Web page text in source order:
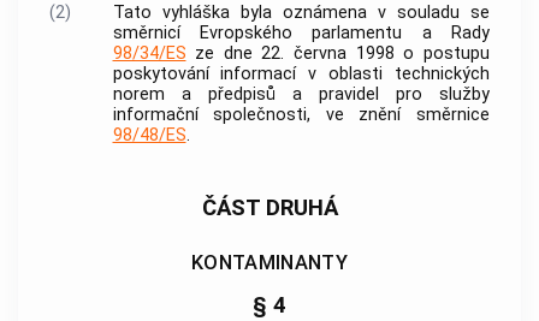
(2)
Tato vyhláška byla oznámena v souladu se
směrnicí Evropského parlamentu a Rady
98/34/ES ze dne 22. června 1998 o postupu
poskytování informací v oblasti technických
norem a předpisů a pravidel pro služby
informační společnosti, ve znění směrnice
98/48/ES.
ČÁST DRUHÁ
KONTAMINANTY
§ 4